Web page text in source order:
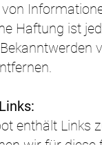
Haftung ist
enthält Links